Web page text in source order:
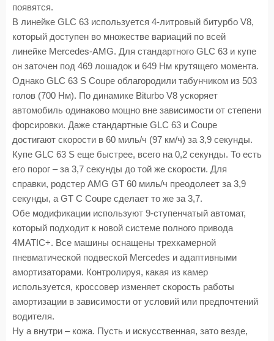
появятся.
В линейке GLC 63 используется 4-литровый битурбо V8,
который доступен во множестве вариаций по всей
линейке Mercedes-AMG. Для стандартного GLC 63 и купе
он заточен под 469 лошадок и 649 Нм крутящего момента.
Однако GLC 63 S Coupe облагородили табунчиком из 503
голов (700 Нм). По динамике Biturbo V8 ускоряет
автомобиль одинаково мощно вне зависимости от степени
форсировки. Даже стандартные GLC 63 и Coupe
достигают скорости в 60 миль/ч (97 км/ч) за 3,9 секунды.
Купе GLC 63 S еще быстрее, всего на 0,2 секунды. То есть
его порог – за 3,7 секунды до той же скорости. Для
справки, родстер AMG GT 60 миль/ч преодолеет за 3,9
секунды, а GT C Coupe сделает то же за 3,7.
Обе модификации используют 9-ступенчатый автомат,
который подходит к новой системе полного привода
4MATIC+. Все машины оснащены трехкамерной
пневматической подвеской Mercedes и адаптивными
амортизаторами. Контролируя, какая из камер
используется, кроссовер изменяет скорость работы
амортизации в зависимости от условий или предпочтений
водителя.
Ну а внутри – кожа. Пусть и искусственная, зато везде,